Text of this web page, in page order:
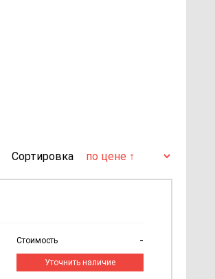
Сортировка
Стоимость -
Уточнить наличие